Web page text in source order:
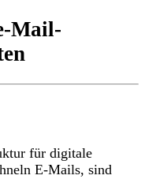
Mail-
für digitale
E-Mails, sind